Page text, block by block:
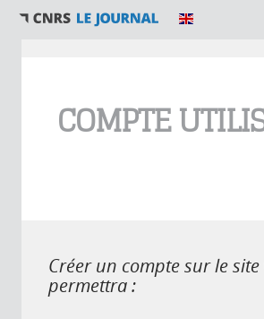
COMPTE
Créer un compte sur le site
permettra :